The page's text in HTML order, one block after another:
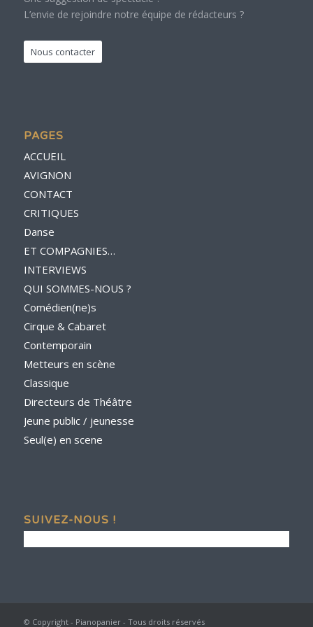
L’envie de rejoindre notre équipe de rédacteurs ?
Nous contacter
PAGES
ACCUEIL
AVIGNON
CONTACT
CRITIQUES
Danse
ET COMPAGNIES…
INTERVIEWS
QUI SOMMES-NOUS ?
Comédien(ne)s
Cirque & Cabaret
Contemporain
Metteurs en scène
Classique
Directeurs de Théâtre
Jeune public / jeunesse
Seul(e) en scene
SUIVEZ-NOUS !
© Copyright - Pianopanier - Tous droits réservés